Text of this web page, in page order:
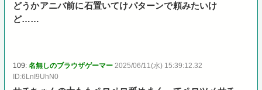
どうかアニバ前に石置いてけパターンで頼みたいけ
ど……
109:名無しのブラウザゲーマー 2025/06/11(水) 15:39:12.32
ID:6LnI9UhN0